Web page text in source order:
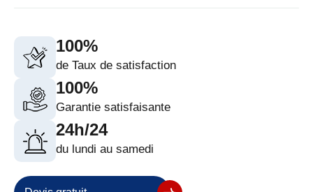
100%
de Taux de satisfaction
100%
Garantie satisfaisante
24h/24
du lundi au samedi